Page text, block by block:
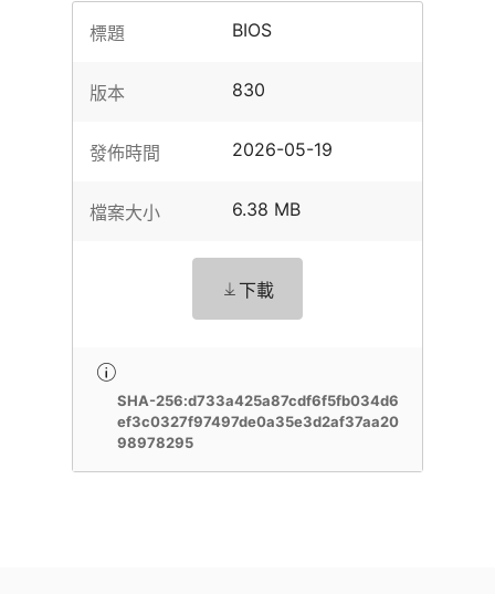
標題 BIOS
版本 830
發佈時間 2026-05-19
檔案大小 6.38 MB
下載
SHA-256:d733a425a87cdf6f5fb034d6
ef3c0327f97497de0a35e3d2af37aa20
98978295